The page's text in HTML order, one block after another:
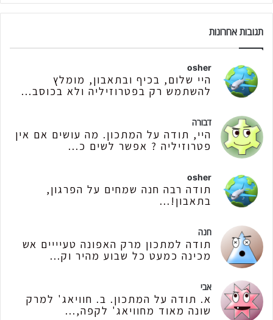
תגובות אחרונות
osher
היי שלום, בכיף ובתאבון, מומלץ
להשתמש רק בפטרוזיליה ולא בכוסב...
דבורה
היי, תודה על המתכון. מה עושים אם אין
פטרוזיליה ? אפשר לשים כ...
osher
תודה רבה חנה שמחים על הפרגון,
בתאבון!...
חנה
תודה למתכון מרק האפונה טעיייים אש
מכינה כמעט כל שבוע מהיר וק...
אבי
א. תודה על המתכון. ב. חוויאג' למרק
שונה מאוד מחוויאג' לקפה,...